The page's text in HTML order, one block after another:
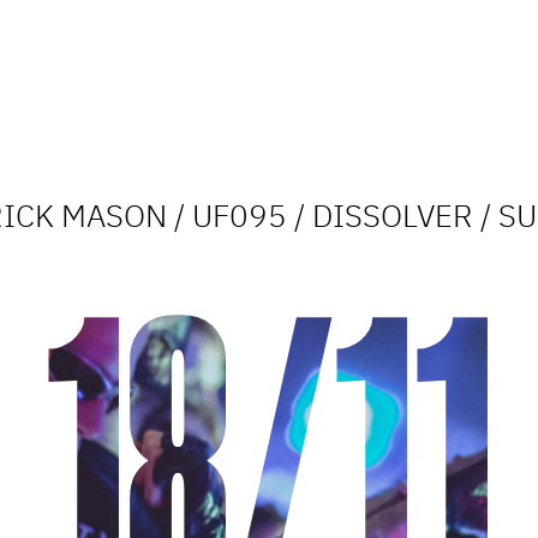
MASON / UF095 / DISSOLVER /